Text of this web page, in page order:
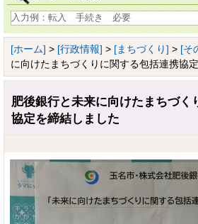
[ホーム] > [行政情報] > [まちづくり] > [そ
に向けたまちづくりに関する包括連携協
肥後銀行と未来に向けたまちづく
協定を締結しました